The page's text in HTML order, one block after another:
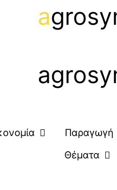
a
Παραγωγή
Θέματα